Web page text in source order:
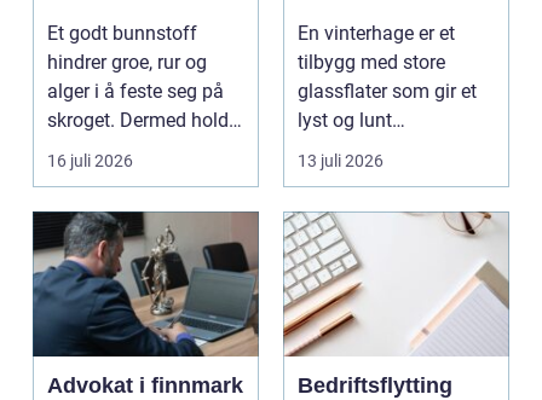
Et godt bunnstoff
hindrer groe, rur og
alger i å feste seg på
skroget. Dermed holder
båten bedre far...
16 juli 2026
En vinterhage er et
tilbygg med store
glassflater som gir et
lyst og lunt
oppholdsrom nær
hagen, ogs...
13 juli 2026
Advokat i finnmark
Bedriftsflytting